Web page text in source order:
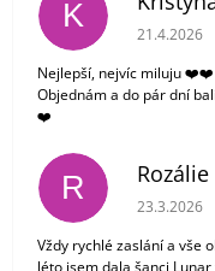
K Hodnocení
21.4.2026
Nejlepší, nejvíc miluju ❤️❤️
Objednám a do pár dní
❤️
R Rozálie
Hodnocení
23.3.2026
Vždy rychlé zaslání a vše